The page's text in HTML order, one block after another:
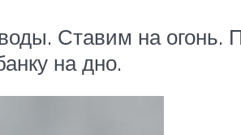
Ставим на огонь.
на дно.